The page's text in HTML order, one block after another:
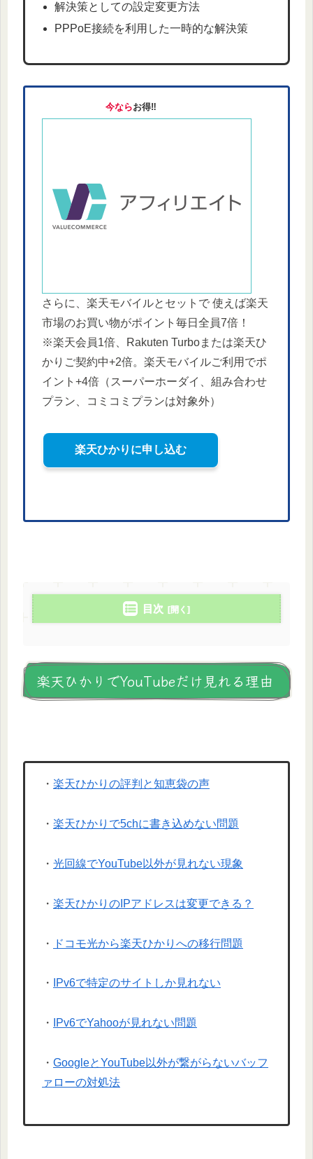
解決策としての設定変更方法
PPPoE接続を利用した一時的な解決策
今ならお得‼︎
さらに、楽天モバイルとセットで 使えば楽天
市場のお買い物がポイント毎日全員7倍！
※楽天会員1倍、Rakuten Turboまたは楽天ひ
かりご契約中+2倍。楽天モバイルご利用でポ
イント+4倍（スーパーホーダイ、組み合わせ
プラン、コミコミプランは対象外）
楽天ひかりに申し込む
目次
楽天ひかりでYouTubeだけ見れる理由
・ 楽天ひかりの評判と知恵袋の声
・ 楽天ひかりで5chに書き込めない問題
・ 光回線でYouTube以外が見れない現象
・ 楽天ひかりのIPアドレスは変更できる？
・ ドコモ光から楽天ひかりへの移行問題
・ IPv6で特定のサイトしか見れない
・ IPv6でYahooが見れない問題
・ GoogleとYouTube以外が繋がらないバッフ
ァローの対処法